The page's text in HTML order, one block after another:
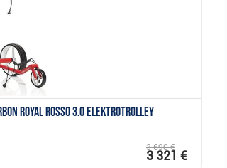
JuCad Carbon Royal Rosso 3.0 Elektrotrolley
3 690 €
3 321 €